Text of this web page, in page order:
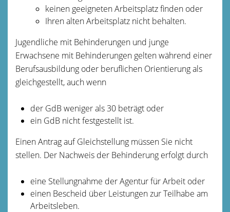
keinen geeigneten Arbeitsplatz finden oder
Ihren alten Arbeitsplatz nicht behalten.
Jugendliche mit Behinderungen und junge
Erwachsene mit Behinderungen gelten während einer
Berufsausbildung oder beruflichen Orientierung als
gleichgestellt, auch wenn
der GdB weniger als 30 beträgt oder
ein GdB nicht festgestellt ist.
EinenAntrag auf Gleichstellung müssen Sie nicht
stellen. Der Nachweis der Behinderung erfolgt durch
eine Stellungnahme der Agentur für Arbeit oder
einen Bescheid über Leistungen zur Teilhabe am
Arbeitsleben.